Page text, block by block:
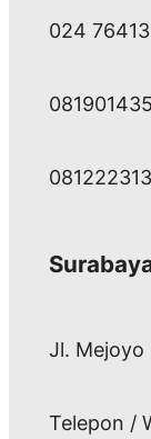
024
Jl. Mejoyo
Telepon /